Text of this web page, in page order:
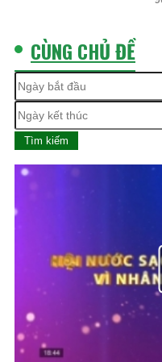
CÙNG CHỦ ĐỀ
Tìm kiếm